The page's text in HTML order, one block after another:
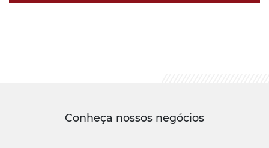
Conheça nossos negócios